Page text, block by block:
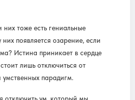
тоже есть гениальные
появляется озарение, если
Истина приникает в сердце
лишь отключиться от
парадигм.